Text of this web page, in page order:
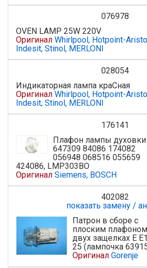
076978
OVEN LAMP 25W 220V
Оригинал Whirlpool, Hotpoint-
Indesit, Stinol, MERLONI
028054
Индикаторная лампа краCная
Оригинал Whirlpool, Hotpoint-
Indesit, Stinol, MERLONI
176141
Плафон лампы духовки
647309 84086 174082
056948 068516 055659
424086, LMP303BO
Оригинал Siemens, BOSCH
402082
показать замену /
Патрон в сборе с
плоским
двух защелках Е
25 (лампочка
Оригинал Gorenje